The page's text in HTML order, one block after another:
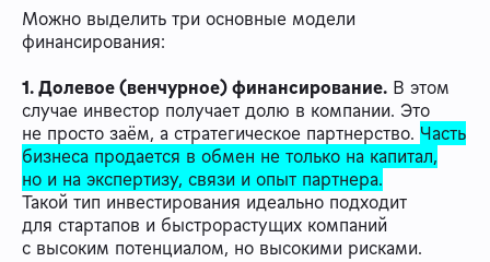
Можно выделить три основные модели
финансирования:
1. Долевое (венчурное) финансирование. В этом
случае инвестор получает долю в компании. Это
не просто заём, а стратегическое партнерство. Часть
бизнеса продается в обмен не только на капитал,
но и на экспертизу, связи и опыт партнера.
Такой тип инвестирования идеально подходит
для стартапов и быстрорастущих компаний
с высоким потенциалом, но высокими рисками.